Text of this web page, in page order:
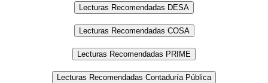
Lecturas Recomendadas DESA
Lecturas Recomendadas COSA
Lecturas Recomendadas PRIME
Lecturas Recomendadas Contaduría Pública